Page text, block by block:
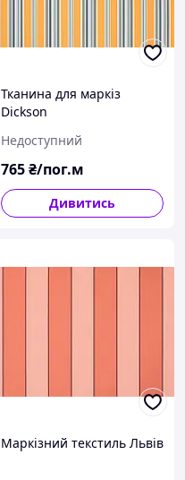
Тканина для маркіз
Dickson
Недоступний
765₴/пог.м
Дивитись
Маркізний текстиль Львів